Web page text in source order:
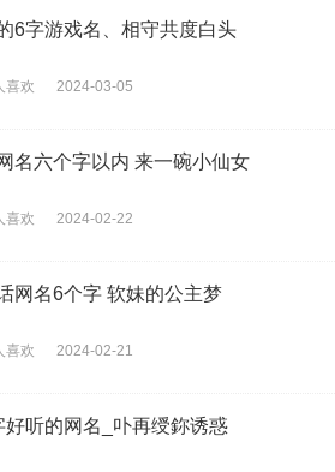
6字游戏名、相守共度白头
喜欢 2024-03-05
名六个字以内 来一碗小仙女
喜欢 2024-02-22
网名6个字 软妹的公主梦
喜欢 2024-02-21
好听的网名_卟再绶鉨诱惑